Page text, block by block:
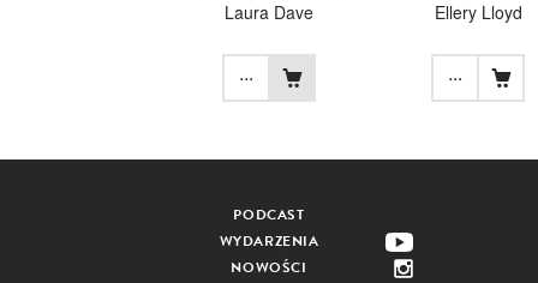
Laura Dave
...
Ellery Lloyd
...
PODCAST
WYDARZENIA
NOWOŚCI